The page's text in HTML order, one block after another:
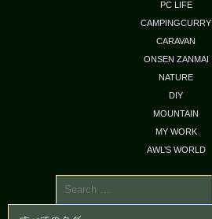
PC LIFE
CAMPINGCURRY
CARAVAN
ONSEN ZANMAI
NATURE
DIY
MOUNTAIN
MY WORK
AWL’S WORLD